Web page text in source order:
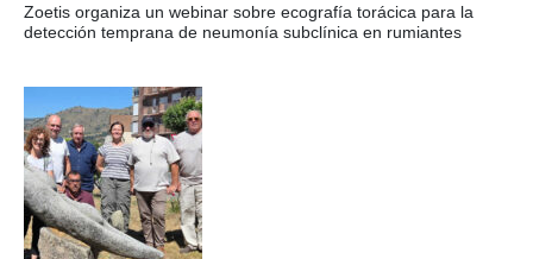
Zoetis organiza un webinar sobre ecografía torácica para la
detección temprana de neumonía subclínica en rumiantes